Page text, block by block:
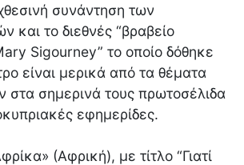
συνάντηση των
και το διεθνές “βραβείο
Sigourney” το οποίο δόθηκε
είναι μερικά από τα θέματα
στα σημερινά τους πρωτοσέλιδα
εφημερίδες.
(Αφρική), με τίτλο “Γιατί